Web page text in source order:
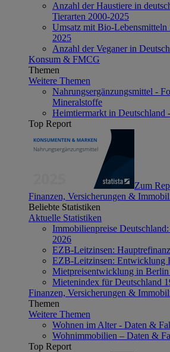
Anzahl der Haustiere in
Tierarten 2000-2025
Umsatz mit Bio-
2025
Anzahl der Veganer in
Konsum & FMCG
Themen
Weitere Themen
Nahrungsergänzungsmittel -
Mineralstoffe
Heimtiermarkt in Deutschland
Top Report
Zum
Finanzen, Versicherungen &
Beliebte Statistiken
Aktuelle Statistiken
Immobilienpreise
2026
EZB-Leitzinsen:
EZB-Leitzinsen: Entwicklung
Mietpreisentwicklung in
Mietenindex für Deutschland
Finanzen, Versicherungen &
Themen
Weitere Themen
Wohnen im Alter - Daten &
Wohnimmobilien – Daten &
Top Report